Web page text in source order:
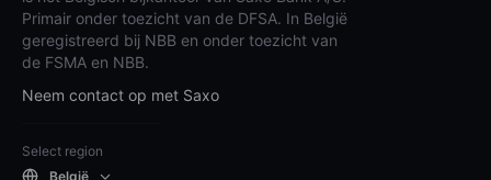
Primair onder toezicht van de DFSA. In België
geregistreerd bij NBB en onder toezicht van
de FSMA en NBB.
Neem contact op met Saxo
Select region
België